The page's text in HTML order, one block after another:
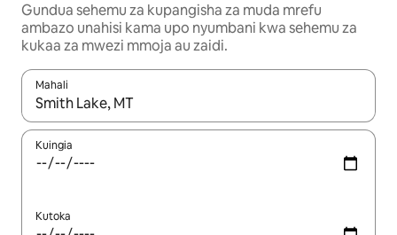
Gundua sehemu za kupangisha za muda mrefu
ambazo unahisi kama upo nyumbani kwa sehemu za
kukaa za mwezi mmoja au zaidi.
Mahali
Wakati matokeo yanapatikana, vinjari kwa kutumia vitufe vya
Kuingia
Kutoka